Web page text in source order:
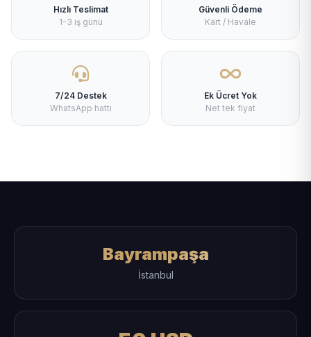
Hızlı Teslimat
1-3 iş günü
Güvenli Ödeme
Kart / Havale
7/24 Destek
WhatsApp hattı
Ek Ücret Yok
Net tek fiyat
Bayrampaşa
İstanbul